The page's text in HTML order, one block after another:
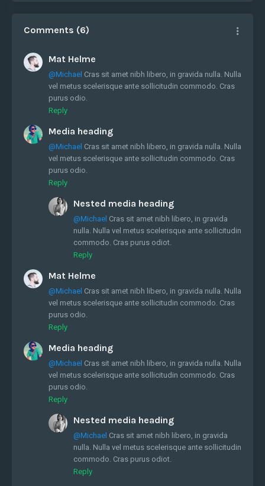
Comments (6)
Mat Helme
@Michael Cras sit amet nibh libero, in gravida nulla. Nulla
vel metus scelerisque ante sollicitudin commodo. Cras
purus odio.
Reply
Media heading
@Michael Cras sit amet nibh libero, in gravida nulla. Nulla
vel metus scelerisque ante sollicitudin commodo. Cras
purus odio.
Reply
Nested media heading
@Michael Cras sit amet nibh libero, in gravida
nulla. Nulla vel metus scelerisque ante sollicitudin
commodo. Cras purus odiot.
Reply
Mat Helme
@Michael Cras sit amet nibh libero, in gravida nulla. Nulla
vel metus scelerisque ante sollicitudin commodo. Cras
purus odio.
Reply
Media heading
@Michael Cras sit amet nibh libero, in gravida nulla. Nulla
vel metus scelerisque ante sollicitudin commodo. Cras
purus odio.
Reply
Nested media heading
@Michael Cras sit amet nibh libero, in gravida
nulla. Nulla vel metus scelerisque ante sollicitudin
commodo. Cras purus odiot.
Reply